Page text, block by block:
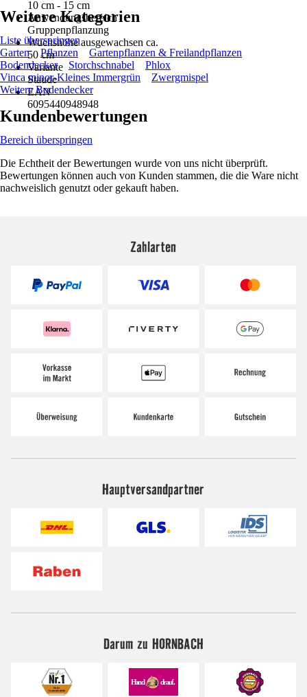
10 cm - 15 cm
Anwendungsbereich
Gruppenpflanzung
Wuchshöhe ausgewachsen ca.
50 cm
Variante
Staude
EAN
6095440948948
Weitere Kategorien
Liste überspringen
Garten
Pflanzen
Gartenpflanzen & Freilandpflanzen
Bodendecker
Storchschnabel
Phlox
Vinca minor-Kleines Immergrün
Zwergmispel
Weitere Bodendecker
Kundenbewertungen
Bereich überspringen
Die Echtheit der Bewertungen wurde von uns nicht überprüft.
Bewertungen können auch von Kunden stammen, die die Ware nicht
nachweislich genutzt oder gekauft haben.
Zahlarten
Hauptversandpartner
Darum zu HORNBACH